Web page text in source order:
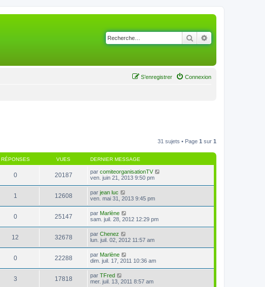
Rechercher
Connexion
S’enregistrer
31 sujets • Page 1 sur 1
RÉPONSES VUES DERNIER MESSAGE
0 20187 par comiteorganisationTV
ven. juin 21, 2013 9:50 pm
1 12608 par jean luc
ven. mai 31, 2013 9:45 pm
0 25147 par Marlène
sam. juil. 28, 2012 12:29 pm
12 32678 par Chenez
lun. juil. 02, 2012 11:57 am
0 22288 par Marlène
dim. juil. 17, 2011 10:36 am
3 17818 par TFred
mer. juil. 13, 2011 8:57 am